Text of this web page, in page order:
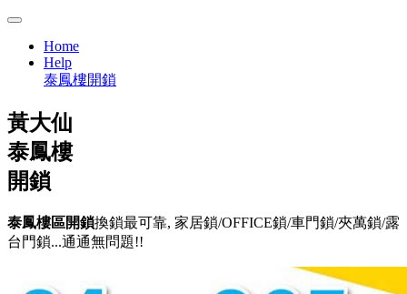
Home
Help
泰鳳樓開鎖
黃大仙
泰鳳樓
開鎖
泰鳳樓區開鎖換鎖最可靠, 家居鎖/OFFICE鎖/車門鎖/夾萬鎖/露
台門鎖...通通無問題!!